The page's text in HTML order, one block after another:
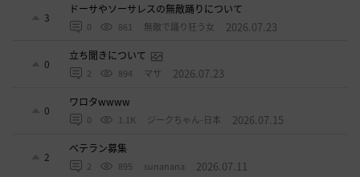
3
ドーサやソーサレスの無敵踊りについて
0 861 無敵で踊り狂う女 2026.07.23
0
立ち聞きについて
2 894 マサ 2026.07.23
0
ワロタwwww
0 1.1K ジークちゃん-日本 2026.07.15
2
ベテラン募集
2 895 sunanana 2026.07.11